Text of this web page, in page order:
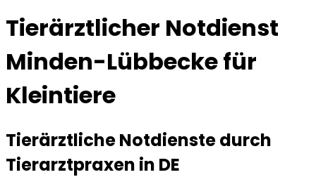
Tierärztlicher Notdienst
Minden-Lübbecke für
Kleintiere
Tierärztliche Notdienste durch
Tierarztpraxen in DE